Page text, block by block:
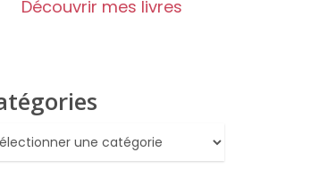
Découvrir mes livres